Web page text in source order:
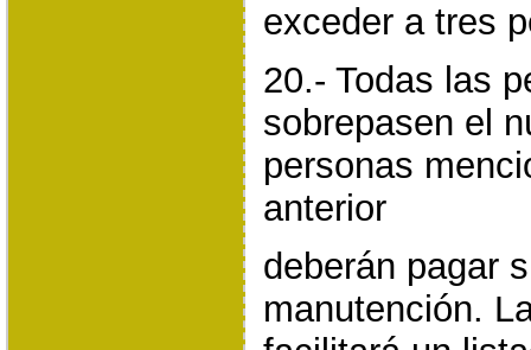
exceder a tres
20.- Todas las
sobrepasen el
personas
anterior
deberán pagar
manutención.